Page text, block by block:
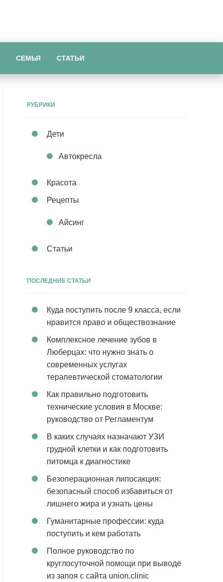
СЕМЬЯ СТАТЬИ
РУБРИКИ
Дети
Автокресла
Красота
Рецепты
Айсинг
Статьи
ПОСЛЕДНИЕ СТАТЬИ
Куда поступить после 9 класса, если
нравится право и обществознание
Комплексное лечение зубов в
Люберцах: что нужно знать о
современных услугах
терапевтической стоматологии
Как правильно подготовить
технические условия в Москве:
руководство от Регламентум
В каких случаях назначают УЗИ
грудной клетки и как подготовить
питомца к диагностике
Безоперационная липосакция:
безопасный способ избавиться от
лишнего жира и узнать цены
Гуманитарные профессии: куда
поступить и кем работать
Полное руководство по
круглосуточной помощи при выводе
из запоя с сайта union.clinic